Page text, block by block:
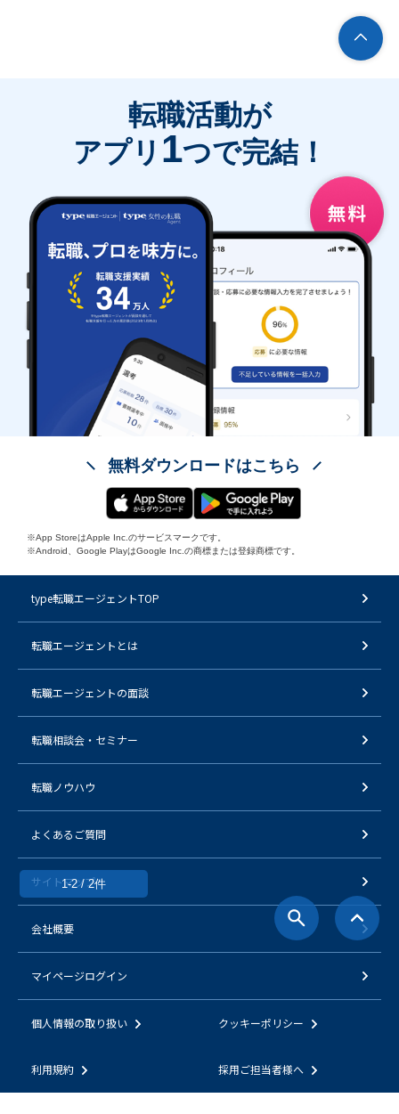
1-2 / 2件
転職活動が
アプリ 1つで完結！
無料ダウンロードはこちら
※App StoreはApple Inc.のサービスマークです。
※Android、Google PlayはGoogle Inc.の商標または登録商標です。
type転職エージェントTOP
転職エージェントとは
転職エージェントの面談
転職相談会・セミナー
転職ノウハウ
よくあるご質問
サイトマップ
会社概要
マイページログイン
個人情報の取り扱い クッキーポリシー
利用規約 採用ご担当者様へ